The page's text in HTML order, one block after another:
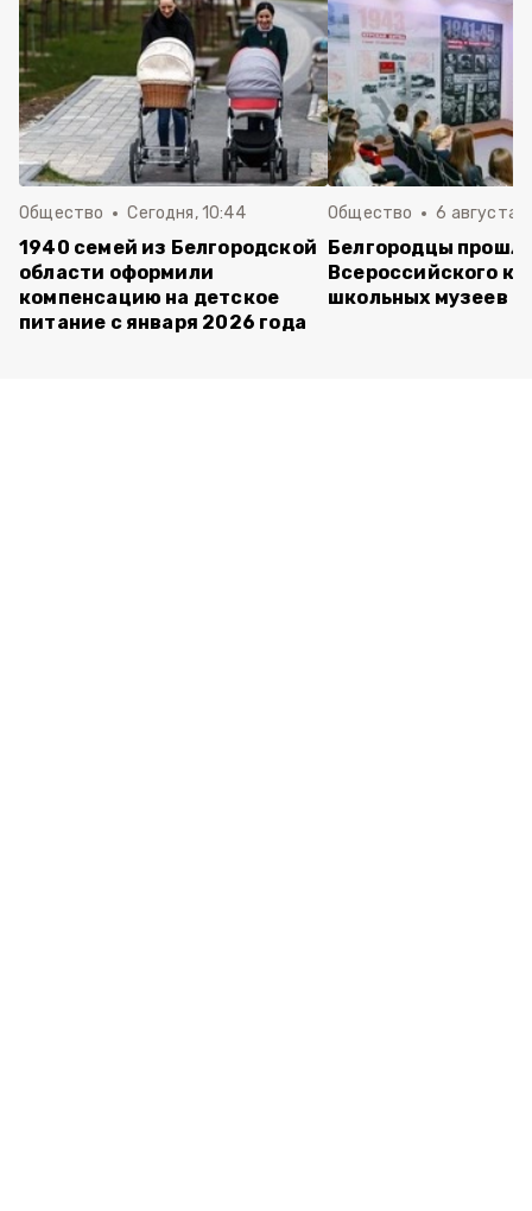
Общество Сегодня, 10:44
1940 семей из Белгородской
области оформили
компенсацию на детское
питание с января 2026 года
Общество 6 августа ,
Белгородцы
Всероссийского
школьных музеев